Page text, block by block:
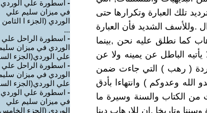
تلك العبارة وتكرارها حتى
.وللأسف الشديد فأن العبارة
كما نطلق عليه نحن ,بينما
الباطل عن يمينه ولا عن
مفردة ( رهب ) التي جاءت ضمن
وعدوكم ) وانتهاءا بأدق
من الكتاب والسنة وسيرة ما
وتاريخا ,ان للإرهاب دينا
- اسطورة علي الوردي
في ميزان سليم علي
الوردي (الجزء ا الثامن
...
- اسطورة الراحل علي
الوردي في ميزان
علي الوردي(الجزء
- اسطورة الراحل علي
الوردي في ميزان
علي الوردي(الجزء
- اسطورة علي الوردي
في ميزان سليم علي
الوردي (الجزء